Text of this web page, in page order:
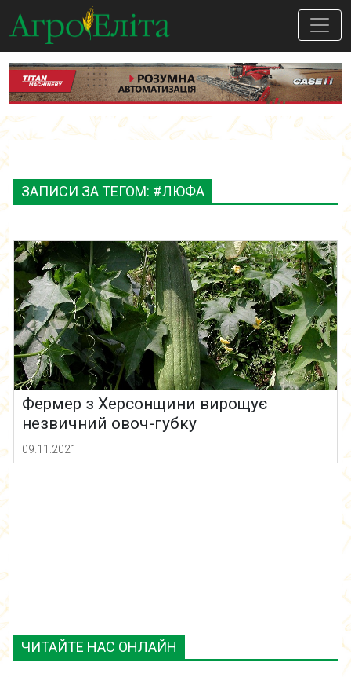
ЧИТАЙТЕ НАС ОНЛАЙН
ЗАПИСИ ЗА ТЕГОМ: #ЛЮФА
Фермер з Херсонщини вирощує
незвичний овоч-губку
09.11.2021